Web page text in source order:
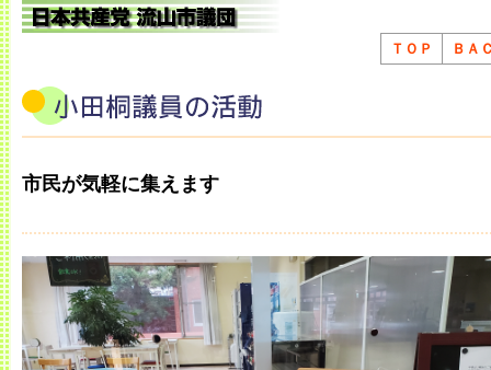
ＴＯＰ ＢＡ
市民が気軽に集えます